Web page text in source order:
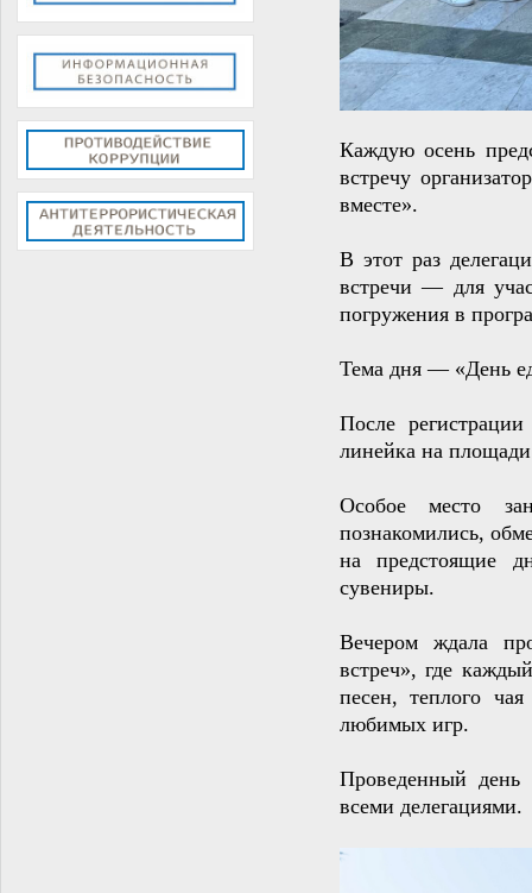
Каждую осень
встречу
вместе».
В этот раз
встречи — для
погружения в
Тема дня — «День
После
линейка на
Особое место
познакомились,
на предстоящие
сувениры.
Вечером ждала
встреч», где
песен, теплого
любимых игр.
Проведенный день
всеми делегациями.